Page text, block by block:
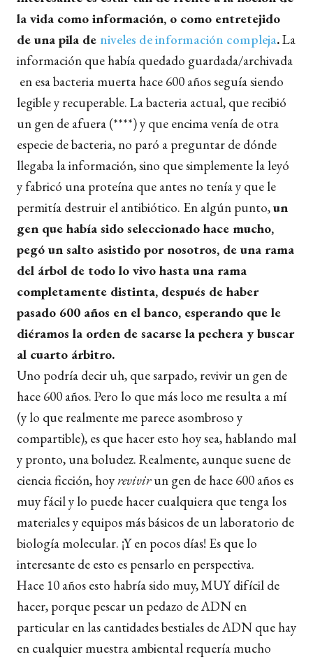
la vida como información, o como entretejido
de una pila de niveles de información compleja.La
información que había quedado guardada/archivada
en esa bacteria muerta hace 600 años seguía siendo
legible y recuperable. La bacteria actual, que recibió
un gen de afuera (****) y que encima venía de otra
especie de bacteria, no paró a preguntar de dónde
llegaba la información, sino que simplemente la leyó
y fabricó una proteína que antes no tenía y que le
permitía destruir el antibiótico. En algún punto,un
gen que había sido seleccionado hace mucho,
pegó un salto asistido por nosotros, de una rama
del árbol de todo lo vivo hasta una rama
completamente distinta, después de haber
pasado 600 años en el banco, esperando que le
diéramos la orden de sacarse la pechera y buscar
al cuarto árbitro.
Uno podría decir uh, que sarpado, revivir un gen de
hace 600 años. Pero lo que más loco me resulta a mí
(y lo que realmente me parece asombroso y
compartible), es que hacer esto hoy sea, hablando mal
y pronto, una boludez. Realmente, aunque suene de
ciencia ficción, hoyrevivirun gen de hace 600 años es
muy fácil y lo puede hacer cualquiera que tenga los
materiales y equipos más básicos de un laboratorio de
biología molecular. ¡Y en pocos días! Es que lo
interesante de esto es pensarlo en perspectiva.
Hace 10 años esto habría sido muy, MUY difícil de
hacer, porque pescar un pedazo de ADN en
particular en las cantidades bestiales de ADN que hay
en cualquier muestra ambiental requería mucho